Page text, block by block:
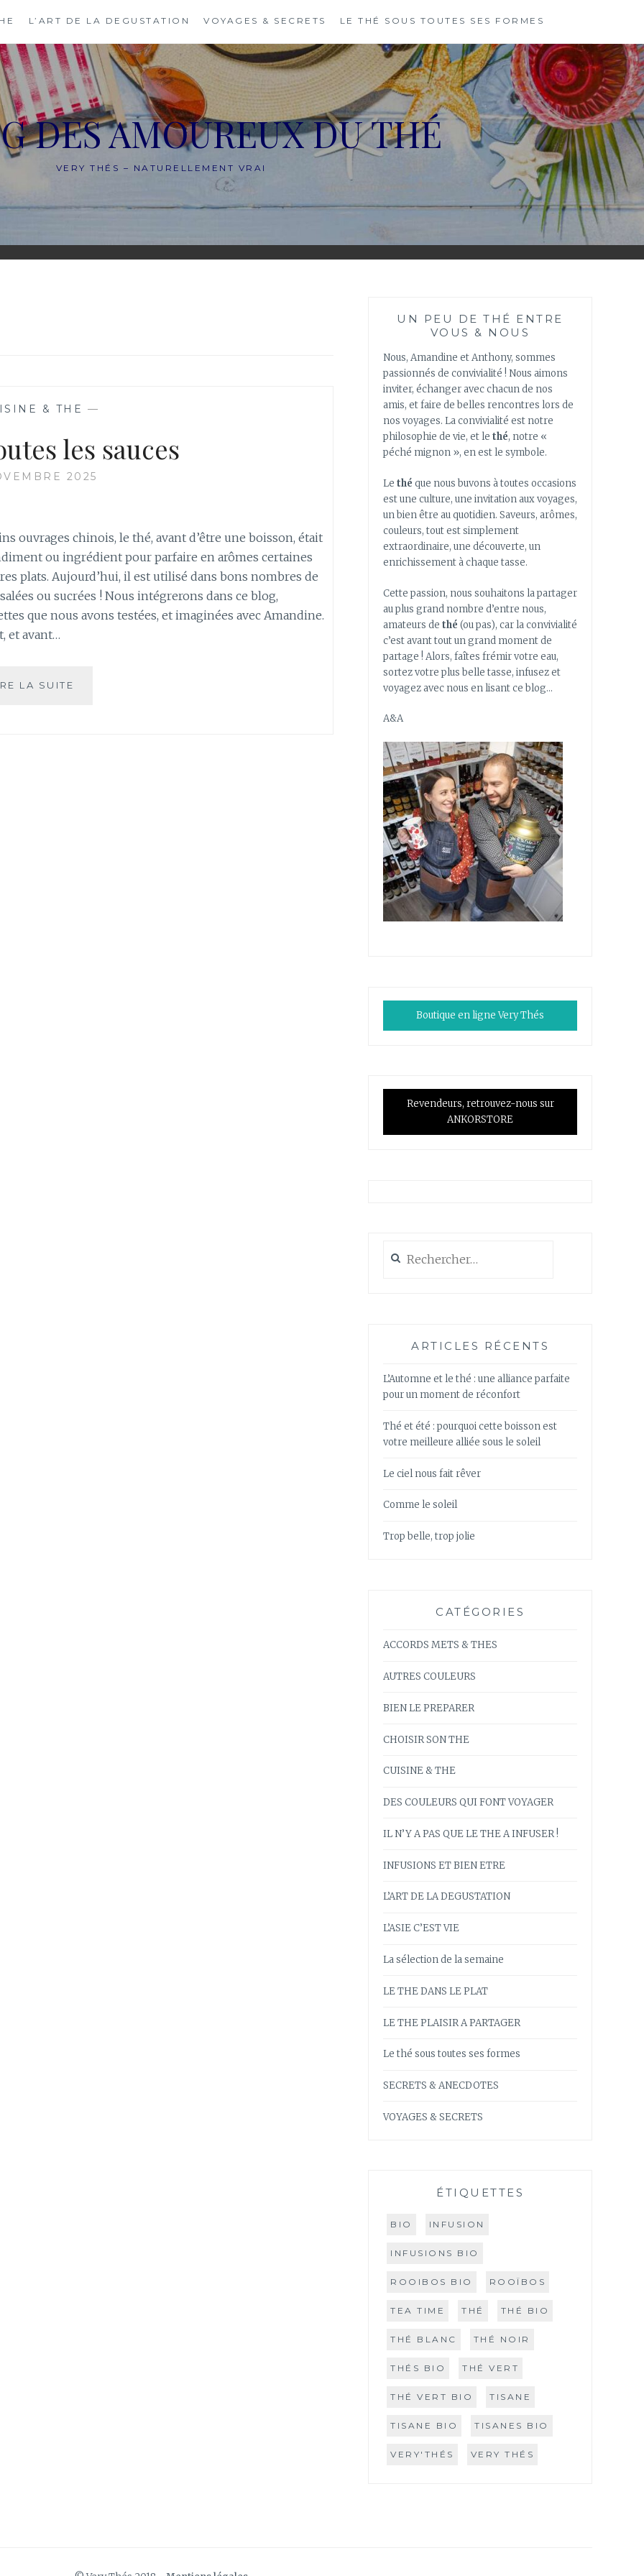
L’ART DE LA DEGUSTATION VOYAGES & SECRETS LE THÉ SOUS TOUTES SES FORMES
DES AMOUREUX DU THÉ
VERY THÉS – NATURELLEMENT VRAI
& THE —
les sauces
2025
ouvrages chinois, le thé, avant d’être une boisson, était
ou ingrédient pour parfaire en arômes certaines
plats. Aujourd’hui, il est utilisé dans bons nombres de
ou sucrées ! Nous intégrerons dans ce blog,
que nous avons testées, et imaginées avec Amandine.
et avant…
LA SUITE
UN PEU DE THÉ ENTRE
VOUS & NOUS
Nous, Amandine et Anthony, sommes
passionnés de convivialité ! Nous aimons
inviter, échanger avec chacun de nos
amis, et faire de belles rencontres lors de
nos voyages. La convivialité est notre
philosophie de vie, et le thé, notre «
péché mignon », en est le symbole.
Le thé que nous buvons à toutes occasions
est une culture, une invitation aux voyages,
un bien être au quotidien. Saveurs, arômes,
couleurs, tout est simplement
extraordinaire, une découverte, un
enrichissement à chaque tasse.
Cette passion, nous souhaitons la partager
au plus grand nombre d’entre nous,
amateurs de thé (ou pas), car la convivialité
c’est avant tout un grand moment de
partage ! Alors, faîtes frémir votre eau,
sortez votre plus belle tasse, infusez et
voyagez avec nous en lisant ce blog…
A&A
Boutique en ligne Very Thés
Revendeurs, retrouvez-nous sur
ANKORSTORE
ARTICLES RÉCENTS
L’Automne et le thé : une alliance parfaite
pour un moment de réconfort
Thé et été : pourquoi cette boisson est
votre meilleure alliée sous le soleil
Le ciel nous fait rêver
Comme le soleil
Trop belle, trop jolie
CATÉGORIES
ACCORDS METS & THES
AUTRES COULEURS
BIEN LE PREPARER
CHOISIR SON THE
CUISINE & THE
DES COULEURS QUI FONT VOYAGER
IL N’Y A PAS QUE LE THE A INFUSER !
INFUSIONS ET BIEN ETRE
L’ART DE LA DEGUSTATION
L’ASIE C’EST VIE
La sélection de la semaine
LE THE DANS LE PLAT
LE THE PLAISIR A PARTAGER
Le thé sous toutes ses formes
SECRETS & ANECDOTES
VOYAGES & SECRETS
ÉTIQUETTES
BIO INFUSION
INFUSIONS BIO
ROOIBOS BIO ROOÏBOS
TEA TIME THÉ THÉ BIO
THÉ BLANC THÉ NOIR
THÉS BIO THÉ VERT
THÉ VERT BIO TISANE
TISANE BIO TISANES BIO
VERY'THÉS VERY THÉS